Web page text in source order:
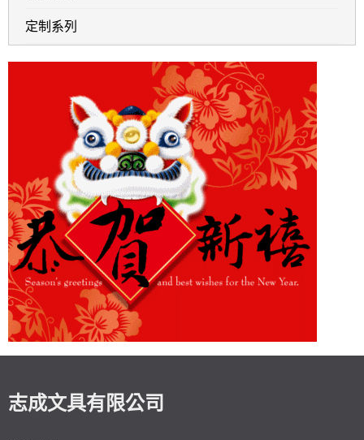
定制系列
志成文具有限公司